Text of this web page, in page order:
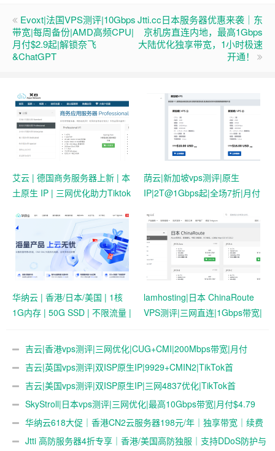
Evoxt|法国VPS测评|10Gbps
带宽|每周备份|AMD高频CPU|
月付$2.9起|解锁奈飞
&ChatGPT
Jtti.cc日本服务器优惠来袭｜东
京机房直连内地，最高1Gbps
大陆优化独享带宽，1小时极速
开通！
艾云 | 德国商务服务器上新 | 本
土原生 IP | 三网优化助力Tiktok
荫云|新加坡vps测评|原生
IP|2T@1Gbps起|全场7折|月付
连
华纳云 | 香港/日本/美国 | 1核
1G内存 | 50G SSD | 不限流量 |
lamhosting|日本 ChinaRoute
VPS测评|三网直连|1Gbps带宽|
&ChatGPT
吉云|香港vps测评|三网优化|CUG+CMI|200Mbps带宽|月付
￥42吉云|英国vps测评|双ISP原生IP|9929+CMIN2|TikTok首
选|1T@1Gbps|月付￥47
吉云|美国vps测评|双ISP原生IP|三网4837优化|TikTok首
选|1T@1Gbps|月付￥42
SkyStroll|日本vps测评|三网优化|最高10Gbps带宽|月付$4.79
起 华纳云618大促｜香港CN2云服务器198元/年｜独享带宽｜续费
同价Jtti 高防服务器4折专享｜香港/美国高防独服｜支持DDoS防护与